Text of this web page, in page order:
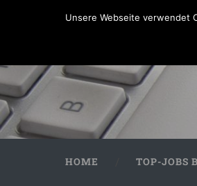
HOME TOP-JOBS
Unsere Webseite verwendet